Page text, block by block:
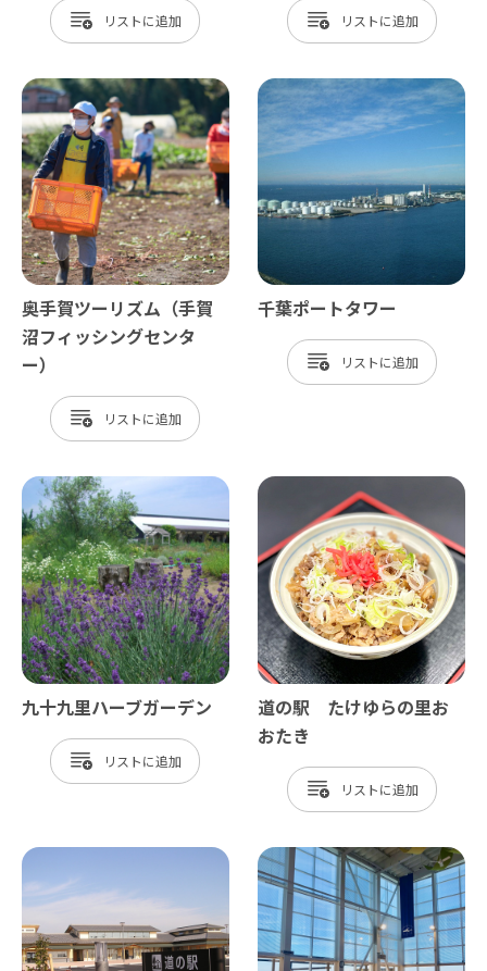
リスト リスト
奥手賀ツーリズム（手賀
沼フィッシングセンタ
ー）
リスト
千葉ポートタワー
リスト
九十九里ハーブガーデン
リスト
道の駅 たけゆらの里お
おたき
リスト